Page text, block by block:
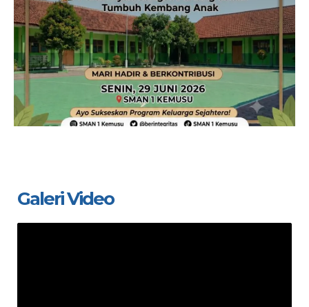
Galeri Video